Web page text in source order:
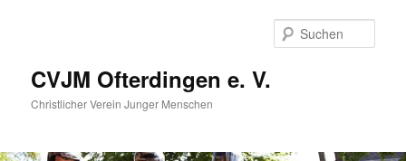
CVJM Ofterdingen e. V.
Christlicher Verein Junger Menschen